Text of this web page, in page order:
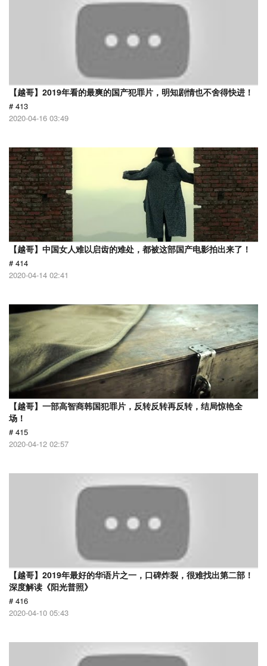
【越哥】2019年看的最爽的国产犯罪片，明知剧情也不舍得快进！
# 413
2020-04-16 03:49
【越哥】中国女人难以启齿的难处，都被这部国产电影拍出来了！
# 414
2020-04-14 02:41
【越哥】一部高智商韩国犯罪片，反转反转再反转，结局惊艳全
场！
# 415
2020-04-12 02:57
【越哥】2019年最好的华语片之一，口碑炸裂，很难找出第二部！
深度解读《阳光普照》
# 416
2020-04-10 05:43